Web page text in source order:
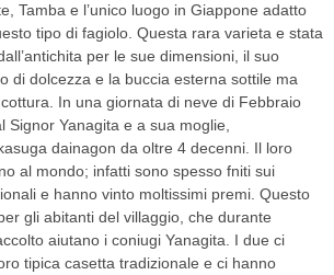
Tamba e l’unico luogo in Giappone adatto
tipo di fagiolo. Questa rara varieta e stata
per le sue dimensioni, il suo
di dolcezza e la buccia esterna sottile ma
In una giornata di neve di Febbraio
Signor Yanagita e a sua moglie,
dainagon da oltre 4 decenni. Il loro
al mondo; infatti sono spesso fniti sui
e hanno vinto moltissimi premi. Questo
gli abitanti del villaggio, che durante
aiutano i coniugi Yanagita. I due ci
tipica casetta tradizionale e ci hanno